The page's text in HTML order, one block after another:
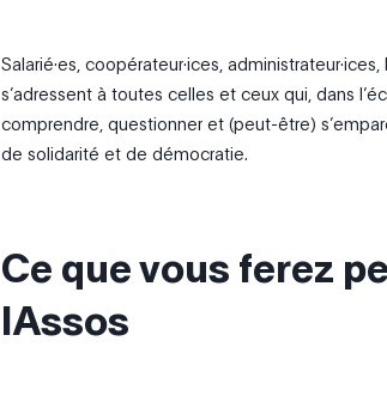
Salarié·es, coopérateur·ices,
s’adressent à toutes celles et ceux qui, dans
comprendre, questionner et (peut-être)
de solidarité et de démocratie.
Ce que vous ferez
IAssos